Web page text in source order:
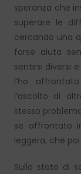
speranza che
superare le
cercando una
forse aiuta
sentirsi diversi
l’ho
l’ascolto di
stesso
se affrontato
leggera, che
Sullo stato di